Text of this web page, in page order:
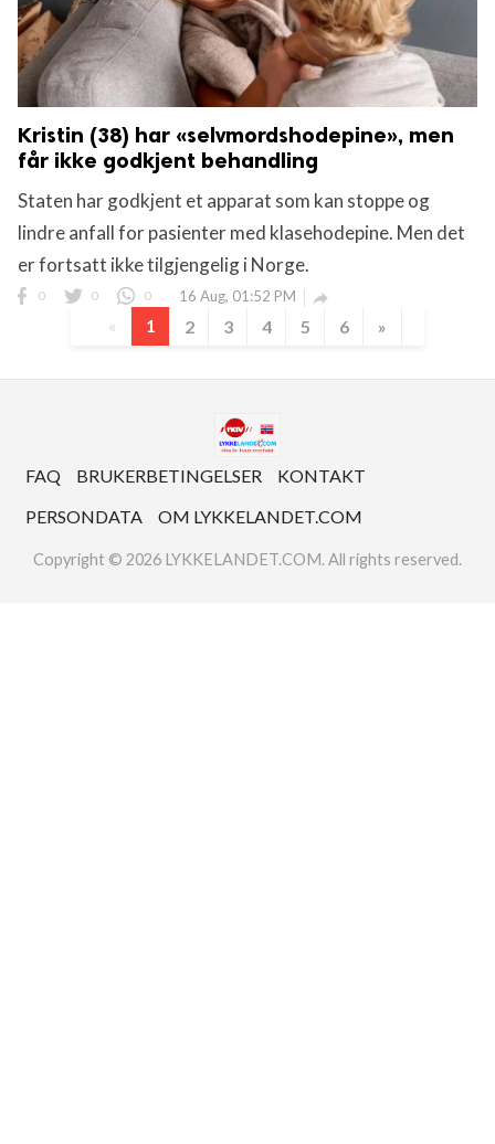
Kristin (38) har «selvmordshodepine», men
får ikke godkjent behandling
Staten har godkjent et apparat som kan stoppe og
lindre anfall for pasienter med klasehodepine. Men det
er fortsatt ikke tilgjengelig i Norge.
0 0 0 16 Aug, 01:52 PM

«
1 2 3 4 5 6 »
FAQ BRUKERBETINGELSER
KONTAKT
PERSONDATA
OM LYKKELANDET.COM
Copyright © 2026 LYKKELANDET.COM. All rights reserved.